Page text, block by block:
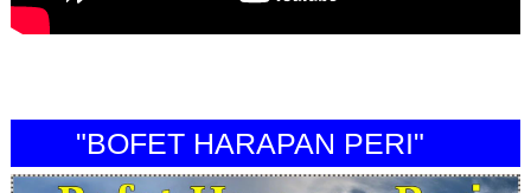
"BOFET HARAPAN PERI"